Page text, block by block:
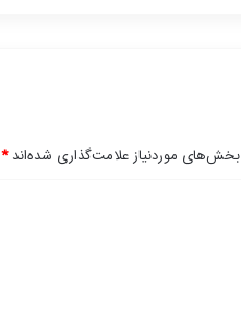
بخش‌های موردنیاز علامت‌گذاری شده‌اند*